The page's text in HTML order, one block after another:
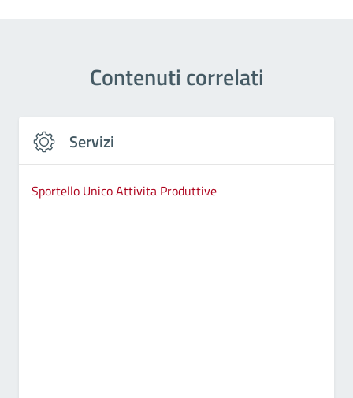
Contenuti correlati
Servizi
Sportello Unico Attivita Produttive